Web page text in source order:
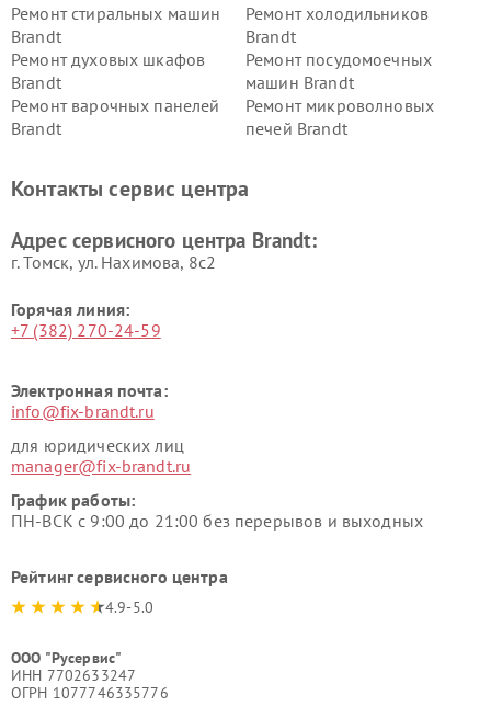
Ремонт стиральных машин
Brandt
Ремонт холодильников
Brandt
Ремонт духовых шкафов
Brandt
Ремонт посудомоечных
машин Brandt
Ремонт варочных панелей
Brandt
Ремонт микроволновых
печей Brandt
Контакты сервис центра
Адрес сервисного центра Brandt:
г. Томск, ул. Нахимова, 8с2
Горячая линия:
+7 (382) 270-24-59
Электронная почта:
info@fix-brandt.ru
для юридических лиц
manager@fix-brandt.ru
График работы:
ПН-ВСК с 9:00 до 21:00 без перерывов и выходных
Рейтинг сервисного центра
4.9-5.0
ООО "Русервис"
ИНН 7702633247
ОГРН 1077746335776